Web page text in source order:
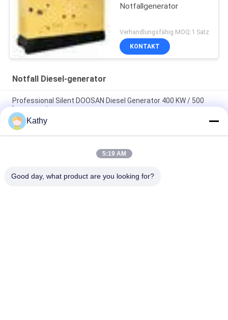
Notfallgenerator
Verhandlungsfähig MOQ:1 Satz
KONTAKT
Notfall Diesel-generator
Professional Silent DOOSAN Diesel Generator 400 KW / 500
kva genset
Sound proof Doosan D1146 Three Phase Diesel Generator
70KW with Stamford Alternator
4 Stroke 50Hz DOOSAN Diesel Generator , 140KW / 175KVA
Kathy
5:19 AM
Good day, what product are you looking for?